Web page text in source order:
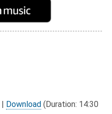
Download (Duration: 14:30